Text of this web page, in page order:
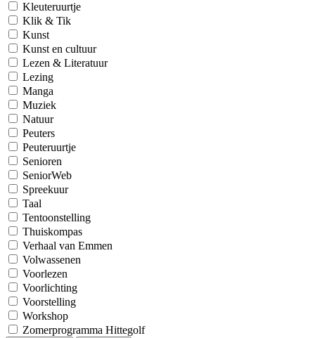
Kleuteruurtje
Klik & Tik
Kunst
Kunst en cultuur
Lezen & Literatuur
Lezing
Manga
Muziek
Natuur
Peuters
Peuteruurtje
Senioren
SeniorWeb
Spreekuur
Taal
Tentoonstelling
Thuiskompas
Verhaal van Emmen
Volwassenen
Voorlezen
Voorlichting
Voorstelling
Workshop
Zomerprogramma Hittegolf